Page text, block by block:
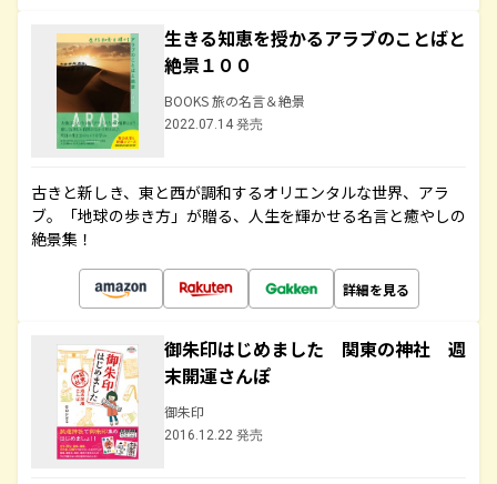
生きる知恵を授かるアラブのことばと
絶景１００
BOOKS 旅の名言＆絶景
2022.07.14 発売
古きと新しき、東と西が調和するオリエンタルな世界、アラ
ブ。「地球の歩き方」が贈る、人生を輝かせる名言と癒やしの
絶景集！
詳細を見る
御朱印はじめました 関東の神社 週
末開運さんぽ
御朱印
2016.12.22 発売